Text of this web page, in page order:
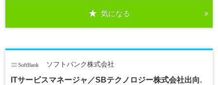
気になる
ソフトバンク株式会社
ITサービスマネージャ／SBテクノロジー株式会社出向.